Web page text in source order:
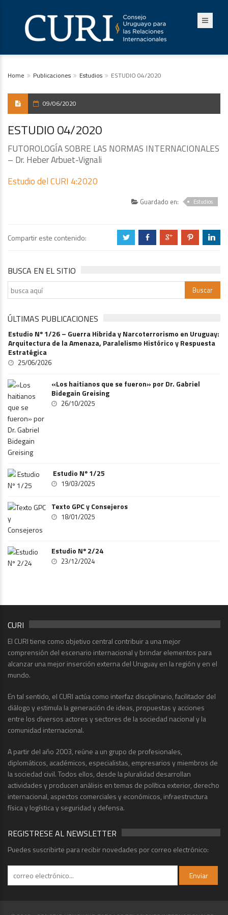
Home Publicaciones Estudios ESTUDIO 04/2020
09/06/2020
ESTUDIO 04/2020
FUTOROLOGÍA SOBRE LAS NORMAS INTERNACIONALES
– Dr. Heber Arbuet-Vignali
Estudio del CURI 4:2020
Guardado en: Estudios
Compartir este contenido: a b c d j
BUSCA EN EL SITIO
ÚLTIMAS PUBLICACIONES
Estudio Nº 1/26 – Guerra Hibrida y Narcoterrorismo en Uruguay:
Arquitectura de la Amenaza, Paralelismo Histórico y Respuesta
Estratégica
25/06/2026
«Los haitianos que se fueron» por Dr. Gabriel
Bidegain Greising
26/10/2025
Estudio Nº 1/25
19/03/2025
Texto GPC y Consejeros
18/01/2025
Estudio Nº 2/24
23/12/2024
CURI
El CURI tiene como objetivo central contribuir a una mejor
comprensión del escenario internacional y brindar elementos para
alcanzar una mejor inserción externa del Uruguay en la región y en el
mundo.
En tal sentido, el CURI actúa como interfaz disciplinario, facilitador del
diálogo y estimula la generación de ideas, propuestas y acciones
entre los diversos actores y sectores de la sociedad nacional y la
comunidad internacional.
A partir del año 2003, reúne a un grupo de profesionales,
diplomáticos, académicos, especialistas, empresarios y miembros de
la sociedad civil. Todos ellos, desde la pluralidad desarrollan
actividades y producen análisis en temas de política exterior, derecho
internacional, aspectos comerciales y económicos, infraestructura
física y logística y seguridad y defensa.
REGISTRESE AL NEWSLETTER
Puedes suscribirte para recibir novedades por correo electrónico: